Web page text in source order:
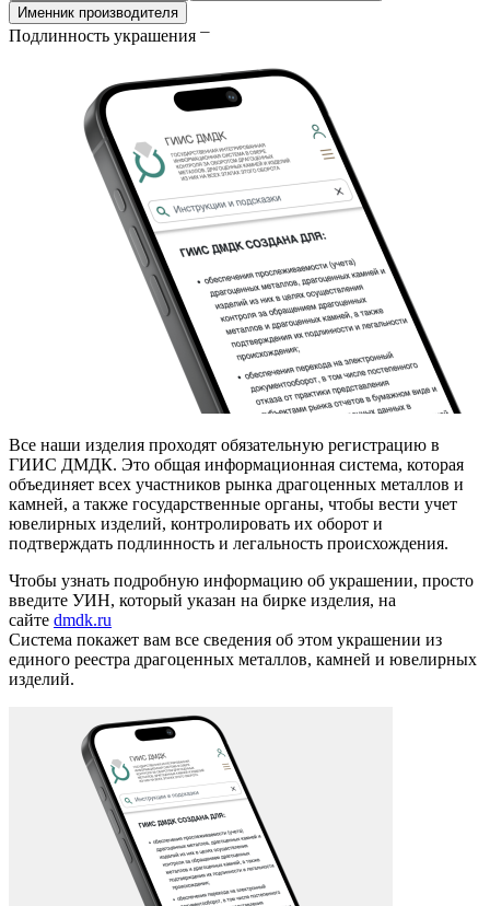
Именник производителя
Подлинность украшения
Все наши изделия проходят обязательную регистрацию в
ГИИС ДМДК. Это общая информационная система, которая
объединяет всех участников рынка драгоценных металлов и
камней, а также государственные органы, чтобы вести учет
ювелирных изделий, контролировать их оборот и
подтверждать подлинность и легальность происхождения.
Чтобы узнать подробную информацию об украшении, просто
введите УИН, который указан на бирке изделия, на
сайте dmdk.ru
Система покажет вам все сведения об этом украшении из
единого реестра драгоценных металлов, камней и ювелирных
изделий.